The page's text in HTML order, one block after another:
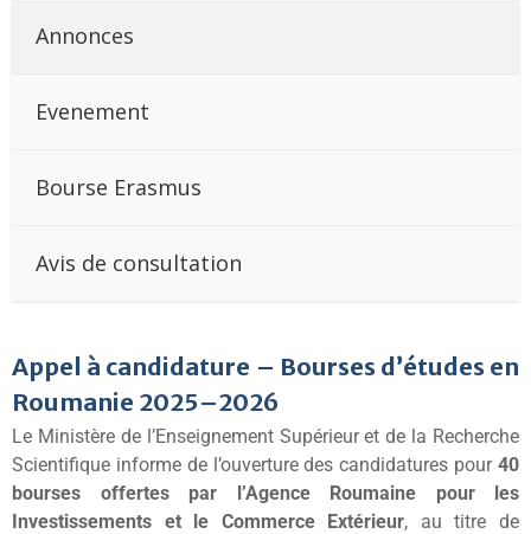
Annonces
Evenement
Bourse Erasmus
Avis de consultation
Appel à candidature – Bourses d’études en
Roumanie 2025–2026
Le Ministère de l’Enseignement Supérieur et de la Recherche
Scientifique informe de l’ouverture des candidatures pour 40
bourses offertes par l’Agence Roumaine pour les
Investissements et le Commerce Extérieur, au titre de